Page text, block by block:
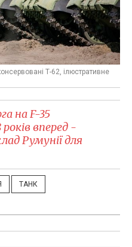
Т-62, ілюстративне
на F-35
вперед -
Румунії для
ТАНК